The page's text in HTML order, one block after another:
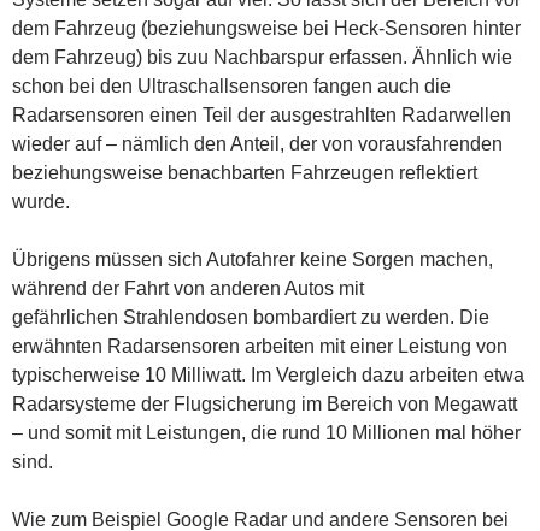
dem Fahrzeug (beziehungsweise bei Heck-Sensoren hinter
dem Fahrzeug) bis zuu Nachbarspur erfassen. Ähnlich wie
schon bei den Ultraschallsensoren fangen auch die
Radarsensoren einen Teil der ausgestrahlten Radarwellen
wieder auf – nämlich den Anteil, der von vorausfahrenden
beziehungsweise benachbarten Fahrzeugen reflektiert
wurde.
Übrigens müssen sich Autofahrer keine Sorgen machen,
während der Fahrt von anderen Autos mit
gefährlichen Strahlendosen bombardiert zu werden. Die
erwähnten Radarsensoren arbeiten mit einer Leistung von
typischerweise 10 Milliwatt. Im Vergleich dazu arbeiten etwa
Radarsysteme der Flugsicherung im Bereich von Megawatt
– und somit mit Leistungen, die rund 10 Millionen mal höher
sind.
Wie zum Beispiel Google Radar und andere Sensoren bei